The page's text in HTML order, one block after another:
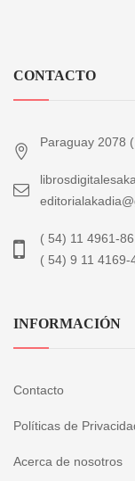
CONTACTO
Paraguay 2078
( 54) 11 4961-
( 54) 9 11 4169-
INFORMACIÓN
Contacto
Políticas de
Acerca de nosotros